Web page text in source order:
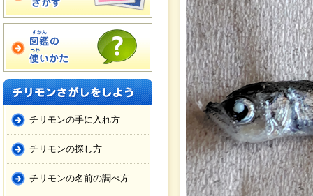
チリモンの手に入れ方
チリモンの探し方
チリモンの名前の調べ方